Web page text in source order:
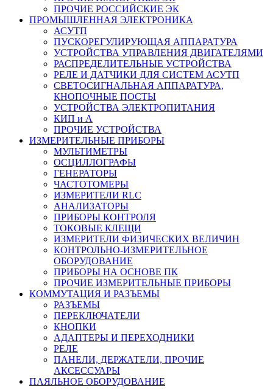
ПРОЧИЕ РОССИЙСКИЕ ЭК
ПРОМЫШЛЕННАЯ ЭЛЕКТРОНИКА
АСУТП
ПУСКОРЕГУЛИРУЮЩАЯ АППАРАТУРА
УСТРОЙСТВА УПРАВЛЕНИЯ ДВИГАТЕЛЯМИ
РАСПРЕДЕЛИТЕЛЬНЫЕ УСТРОЙСТВА
РЕЛЕ И ДАТЧИКИ ДЛЯ СИСТЕМ АСУТП
СВЕТОСИГНАЛЬНАЯ АППАРАТУРА,
КНОПОЧНЫЕ ПОСТЫ
УСТРОЙСТВА ЭЛЕКТРОПИТАНИЯ
КИП и А
ПРОЧИЕ УСТРОЙСТВА
ИЗМЕРИТЕЛЬНЫЕ ПРИБОРЫ
МУЛЬТИМЕТРЫ
ОСЦИЛЛОГРАФЫ
ГЕНЕРАТОРЫ
ЧАСТОТОМЕРЫ
ИЗМЕРИТЕЛИ RLC
АНАЛИЗАТОРЫ
ПРИБОРЫ КОНТРОЛЯ
ТОКОВЫЕ КЛЕЩИ
ИЗМЕРИТЕЛИ ФИЗИЧЕСКИХ ВЕЛИЧИН
КОНТРОЛЬНО-ИЗМЕРИТЕЛЬНОЕ
ОБОРУДОВАНИЕ
ПРИБОРЫ НА ОСНОВЕ ПК
ПРОЧИЕ ИЗМЕРИТЕЛЬНЫЕ ПРИБОРЫ
КОММУТАЦИЯ И РАЗЪЕМЫ
РАЗЪЕМЫ
ПЕРЕКЛЮЧАТЕЛИ
КНОПКИ
АДАПТЕРЫ И ПЕРЕХОДНИКИ
РЕЛЕ
ПАНЕЛИ, ДЕРЖАТЕЛИ, ПРОЧИЕ
АКСЕССУАРЫ
ПАЯЛЬНОЕ ОБОРУДОВАНИЕ